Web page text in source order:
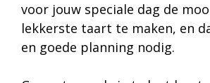
voor jouw speciale dag de
lekkerste taart te maken, en
en goede planning nodig.